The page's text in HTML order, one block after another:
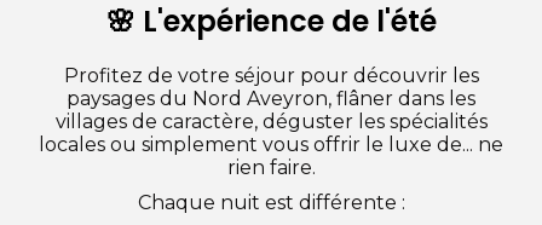
🌸 L'expérience de l'été
Profitez de votre séjour pour découvrir les
paysages du Nord Aveyron, flâner dans les
villages de caractère, déguster les spécialités
locales ou simplement vous offrir le luxe de... ne
rien faire.
Chaque nuit est différente :